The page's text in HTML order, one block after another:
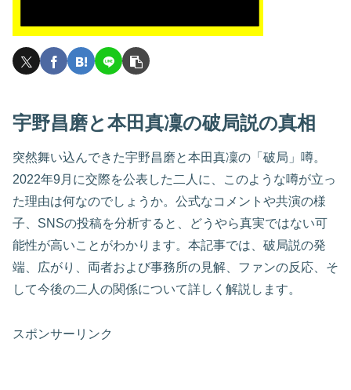
宇野昌磨と本田真凜の破局説の真相
突然舞い込んできた宇野昌磨と本田真凜の「破局」噂。
2022年9月に交際を公表した二人に、このような噂が立っ
た理由は何なのでしょうか。公式なコメントや共演の様
子、SNSの投稿を分析すると、どうやら真実ではない可
能性が高いことがわかります。本記事では、破局説の発
端、広がり、両者および事務所の見解、ファンの反応、そ
して今後の二人の関係について詳しく解説します。
スポンサーリンク